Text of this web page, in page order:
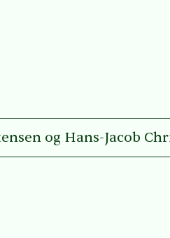
og Hans-Jacob